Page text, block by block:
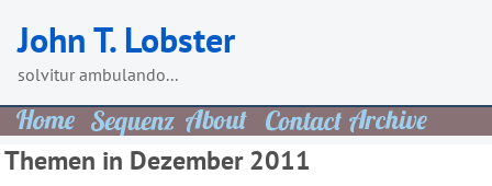
content
John T. Lobster
solvitur ambulando...
Themen in Dezember 2011